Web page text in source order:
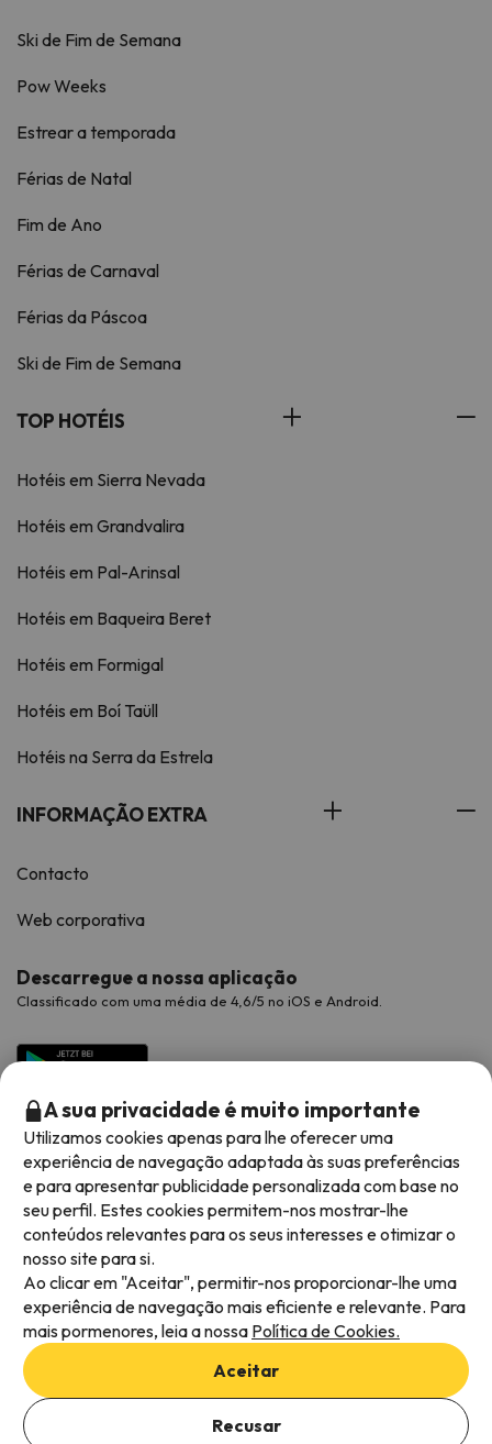
Adicionar datas para verificar a disponibilidade
Ski de Fim de Semana
Pow Weeks
Estrear a temporada
Férias de Natal
Fim de Ano
Férias de Carnaval
Férias da Páscoa
Ski de Fim de Semana
TOP HOTÉIS
Hotéis em Sierra Nevada
Hotéis em Grandvalira
Hotéis em Pal-Arinsal
Hotéis em Baqueira Beret
Hotéis em Formigal
Hotéis em Boí Taüll
Hotéis na Serra da Estrela
INFORMAÇÃO EXTRA
Contacto
Web corporativa
Descarregue a nossa aplicação
Classificado com uma média de 4,6/5 no iOS e Android.
Métodos de pagamento disponíveis
Termos e condições gerais
Privacidade dos dados
Política de cookies
A sua privacidade é muito importante
Utilizamos cookies apenas para lhe oferecer uma
experiência de navegação adaptada às suas preferências
e para apresentar publicidade personalizada com base no
seu perfil. Estes cookies permitem-nos mostrar-lhe
conteúdos relevantes para os seus interesses e otimizar o
nosso site para si.
Ao clicar em "Aceitar", permitir-nos proporcionar-lhe uma
experiência de navegação mais eficiente e relevante. Para
mais pormenores, leia a nossa Política de Cookies.
Aceitar
Recusar